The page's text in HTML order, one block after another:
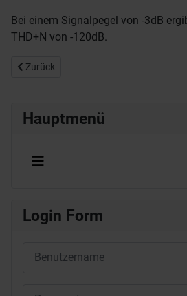
Bei einem Signalpegel von -3dB
THD+N von -120dB.
Vorheriger Beitrag: Digitale Abtastung -
Zurück
Hauptmenü
Login Form